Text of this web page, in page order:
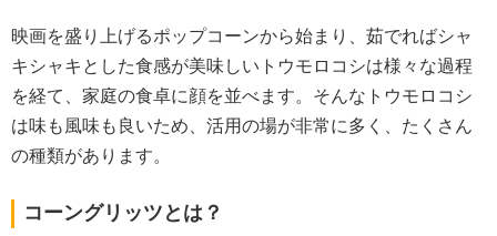
映画を盛り上げるポップコーンから始まり、茹でればシャ
キシャキとした食感が美味しいトウモロコシは様々な過程
を経て、家庭の食卓に顔を並べます。そんなトウモロコシ
は味も風味も良いため、活用の場が非常に多く、たくさん
の種類があります。
コーングリッツとは？